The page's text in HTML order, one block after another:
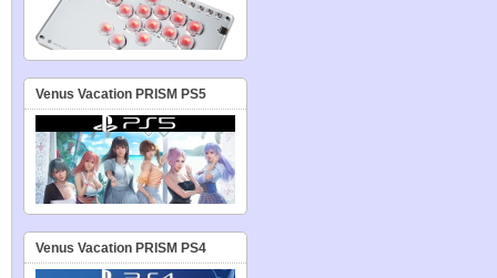
Venus Vacation PRISM PS5
Venus Vacation PRISM PS4